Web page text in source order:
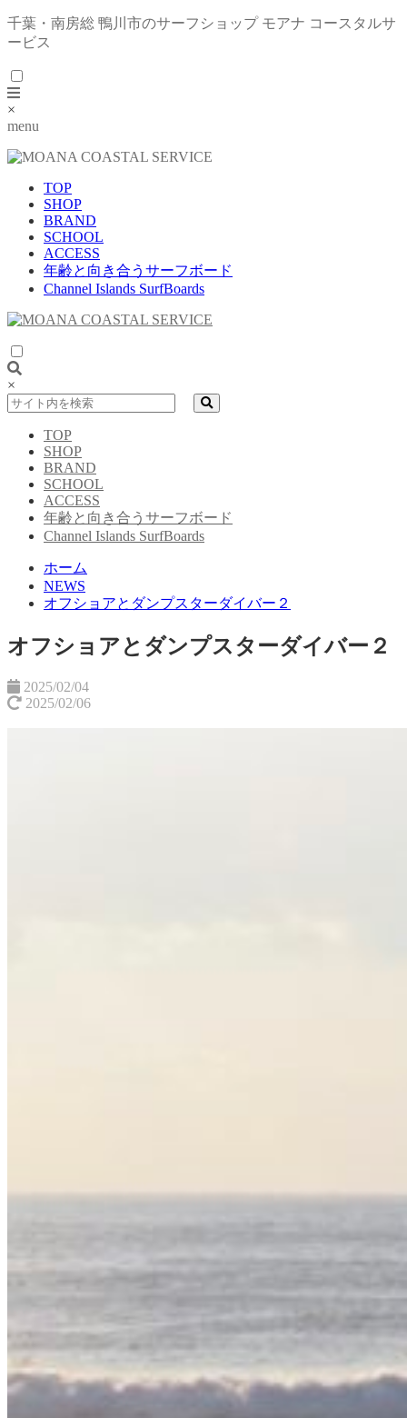
千葉・南房総 鴨川市のサーフショップ モアナ コースタルサ
ービス
×
menu
TOP
SHOP
BRAND
SCHOOL
ACCESS
年齢と向き合うサーフボード
Channel Islands SurfBoards
×
TOP
SHOP
BRAND
SCHOOL
ACCESS
年齢と向き合うサーフボード
Channel Islands SurfBoards
ホーム
NEWS
オフショアとダンプスターダイバー２
オフショアとダンプスターダイバー２
2025/02/04
2025/02/06